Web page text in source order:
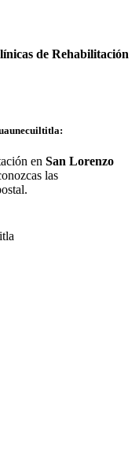
de Rehabilitación
en San Lorenzo
las